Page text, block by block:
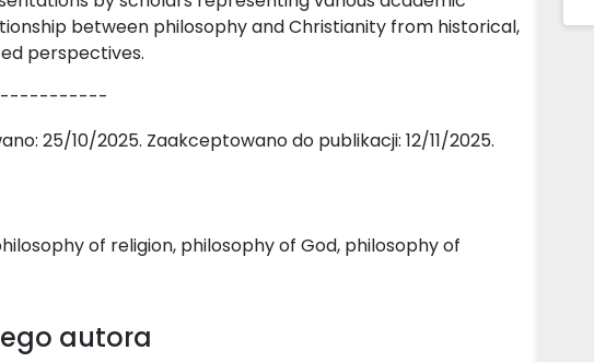
between philosophy and Christianity from historical,
perspectives.
25/10/2025. Zaakceptowano do publikacji: 12/11/2025.
of religion, philosophy of God, philosophy of
autora